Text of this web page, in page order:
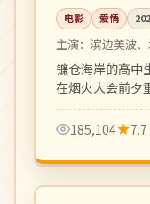
电影 爱情
主演： 滨边美波
镰仓海岸的高中
在烟火大会前夕
之作。
185,104
7.7
4K